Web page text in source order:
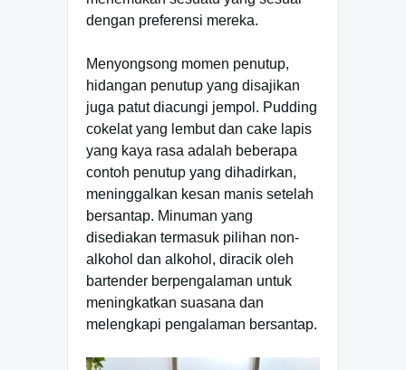
dengan preferensi mereka.
Menyongsong momen penutup,
hidangan penutup yang disajikan
juga patut diacungi jempol. Pudding
cokelat yang lembut dan cake lapis
yang kaya rasa adalah beberapa
contoh penutup yang dihadirkan,
meninggalkan kesan manis setelah
bersantap. Minuman yang
disediakan termasuk pilihan non-
alkohol dan alkohol, diracik oleh
bartender berpengalaman untuk
meningkatkan suasana dan
melengkapi pengalaman bersantap.